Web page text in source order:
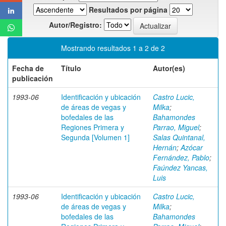
Resultados por página
Autor/Registro:
Mostrando resultados 1 a 2 de 2
Fecha de
publicación
Título Autor(es)
1993-06
Identificación y ubicación
de áreas de vegas y
bofedales de las
Regiones Primera y
Segunda [Volumen 1]
Castro Lucic,
Milka;
Bahamondes
Parrao, Miguel;
Salas Quintanal,
Hernán;Azócar
Fernández, Pablo;
Faúndez Yancas,
Luis
1993-06
Identificación y ubicación
de áreas de vegas y
bofedales de las
Castro Lucic,
Milka;
Bahamondes